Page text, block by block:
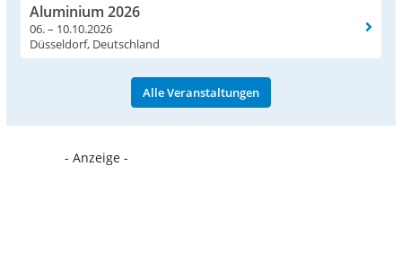
Aluminium 2026
06. – 10.10.2026
Düsseldorf, Deutschland
Alle Veranstaltungen
- Anzeige -